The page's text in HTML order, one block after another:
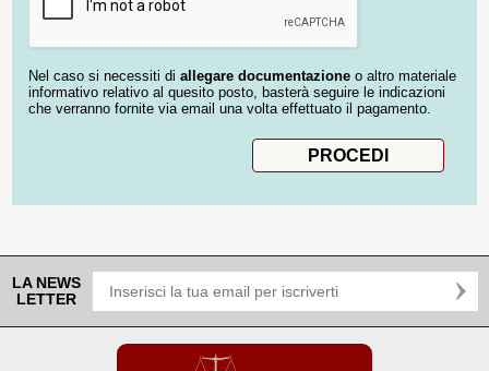
Nel caso si necessiti di allegare documentazione o altro materiale
informativo relativo al quesito posto, basterà seguire le indicazioni
che verranno fornite via email una volta effettuato il pagamento.
LA NEWS
LETTER